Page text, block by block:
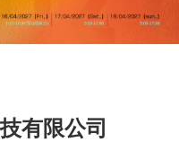
有限公司